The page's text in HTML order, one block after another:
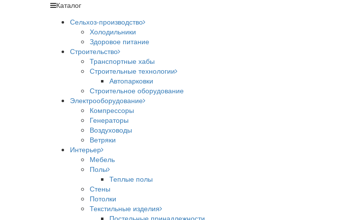
Каталог
Сельхоз-производство
Холодильники
Здоровое питание
Строительство
Транспортные хабы
Строительные технологии
Автопарковки
Строительное оборудование
Электрооборудование
Компрессоры
Генераторы
Воздуховоды
Ветряки
Интерьер
Мебель
Полы
Теплые полы
Стены
Потолки
Текстильные изделия
Постельные принадлежности